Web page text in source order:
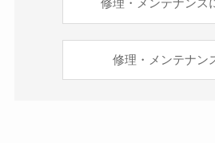
修理・メンテナンス
修理・メンテナン